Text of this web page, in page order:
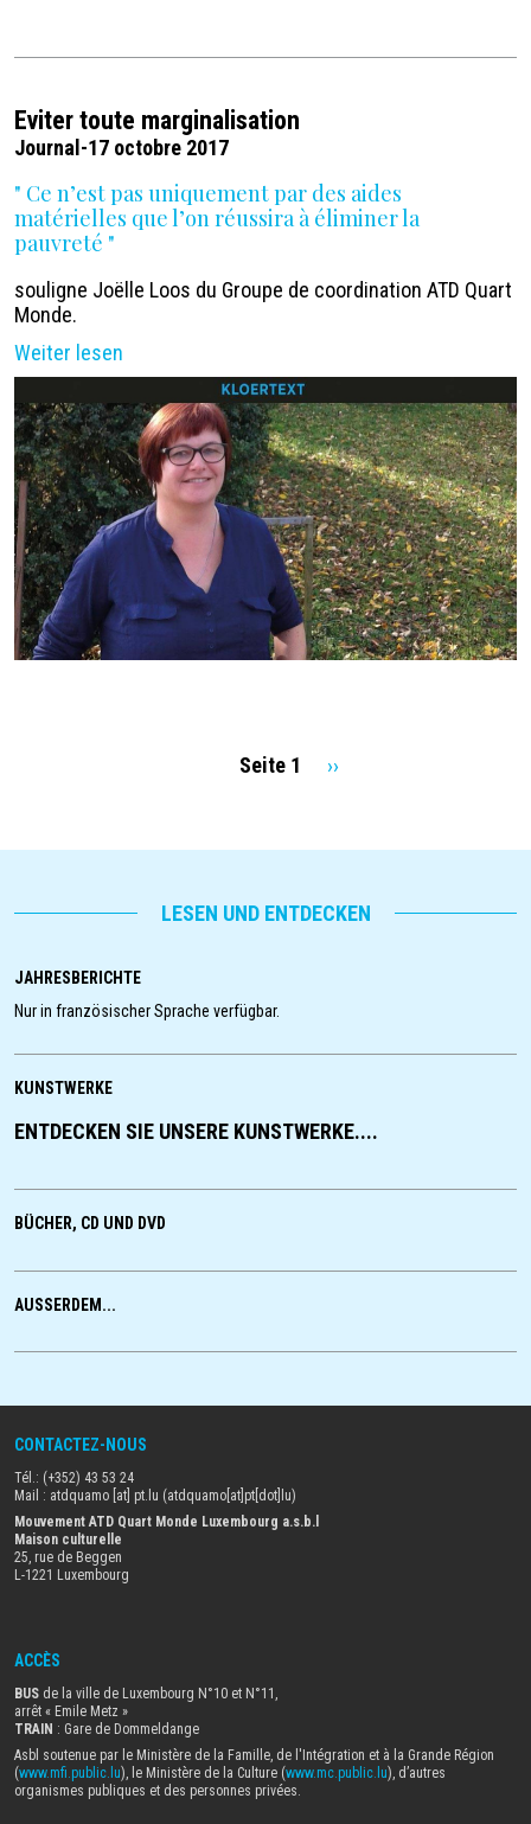
Eviter toute marginalisation
Journal-17 octobre 2017
" Ce n’est pas uniquement par des aides
matérielles que l’on réussira à éliminer la
pauvreté "
souligne Joëlle Loos du Groupe de coordination ATD Quart
Monde.
Weiter lesen
Seite 1
Nächste
››
LESEN UND ENTDECKEN
JAHRESBERICHTE
Nur in französischer Sprache verfügbar.
KUNSTWERKE
ENTDECKEN SIE UNSERE KUNSTWERKE....
BÜCHER, CD UND DVD
AUSSERDEM...
CONTACTEZ-NOUS
Tél.: (+352) 43 53 24
Mail : atdquamo [at] pt lu (atdquamo[at]pt[dot]lu)
Mouvement ATD Quart Monde Luxembourg a.s.b.l
Maison culturelle
25, rue de Beggen
L-1221 Luxembourg
ACCÈS
BUS de la ville de Luxembourg N°10 et N°11,
arrêt « Emile Metz »
TRAIN : Gare de Dommeldange
Asbl soutenue par le Ministère de la Famille, de l'Intégration et à la Grande Région
(www.mfi.public.lu), le Ministère de la Culture (www.mc.public.lu), d’autres
organismes publiques et des personnes privées.